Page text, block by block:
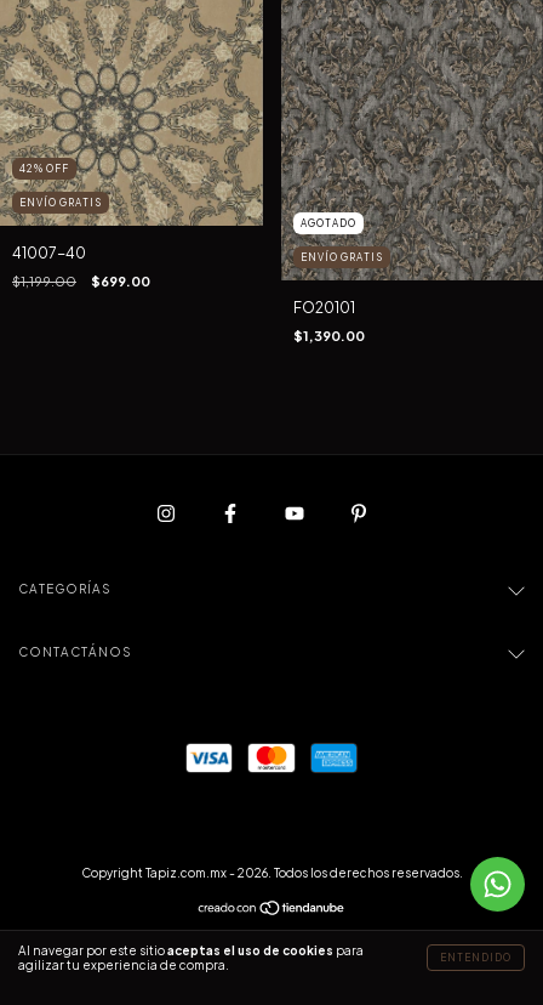
Al navegar por este sitioaceptas el uso de cookies para
agilizar tu experiencia de compra.
ENTENDIDO
42 % OFF
ENVÍO GRATIS
41007-40
$1,199.00 $699.00
AGOTADO
ENVÍO GRATIS
FO20101
$1,390.00
CATEGORÍAS
CONTACTÁNOS
Copyright Tapiz.com.mx - 2026. Todos los derechos reservados.